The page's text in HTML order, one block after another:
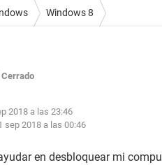
Windows 8
Cerrado
2018 a las 23:46
sep 2018 a las 00:46
en desbloquear mi compu